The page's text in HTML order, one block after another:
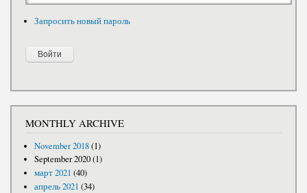
Запросить новый пароль
MONTHLY ARCHIVE
November 2018(1)
September 2020(1)
март 2021 (40)
апрель 2021 (34)